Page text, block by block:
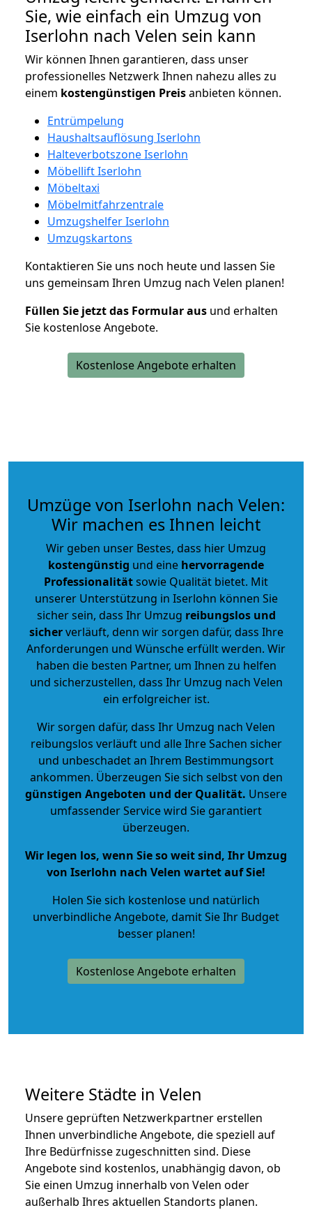
Sie, wie einfach ein Umzug von
Iserlohn nach Velen sein kann
Wir können Ihnen garantieren, dass unser
professionelles Netzwerk Ihnen nahezu alles zu
einem kostengünstigen Preisanbieten können.
Entrümpelung
Haushaltsauflösung Iserlohn
Halteverbotszone Iserlohn
Möbellift Iserlohn
Möbeltaxi
Möbelmitfahrzentrale
Umzugshelfer Iserlohn
Umzugskartons
Kontaktieren Sie uns noch heute und lassen Sie
uns gemeinsam Ihren Umzug nach Velen planen!
Füllen Sie jetzt das Formular aus und erhalten
Sie kostenlose Angebote.
Kostenlose Angebote erhalten
Umzüge von Iserlohn nach Velen:
Wir machen es Ihnen leicht
Wir geben unser Bestes, dass hier Umzug
kostengünstig und eine hervorragende
Professionalitätsowie Qualität bietet. Mit
unserer Unterstützung in Iserlohn können Sie
sicher sein, dass Ihr Umzug reibungslos und
sicherverläuft, denn wir sorgen dafür, dass Ihre
Anforderungen und Wünsche erfüllt werden. Wir
haben die besten Partner, um Ihnen zu helfen
und sicherzustellen, dass Ihr Umzug nach Velen
ein erfolgreicher ist.
Wir sorgen dafür, dass Ihr Umzug nach Velen
reibungslos verläuft und alle Ihre Sachen sicher
und unbeschadet an Ihrem Bestimmungsort
ankommen. Überzeugen Sie sich selbst von den
günstigen Angeboten und der Qualität. Unsere
umfassender Service wird Sie garantiert
überzeugen.
Wir legen los, wenn Sie so weit sind, Ihr Umzug
von Iserlohn nach Velen wartet auf Sie!
Holen Sie sich kostenlose und natürlich
unverbindliche Angebote, damit Sie Ihr Budget
besser planen!
Kostenlose Angebote erhalten
Weitere Städte in Velen
Unsere geprüften Netzwerkpartner erstellen
Ihnen unverbindliche Angebote, die speziell auf
Ihre Bedürfnisse zugeschnitten sind. Diese
Angebote sind kostenlos, unabhängig davon, ob
Sie einen Umzug innerhalb von Velen oder
außerhalb Ihres aktuellen Standorts planen.